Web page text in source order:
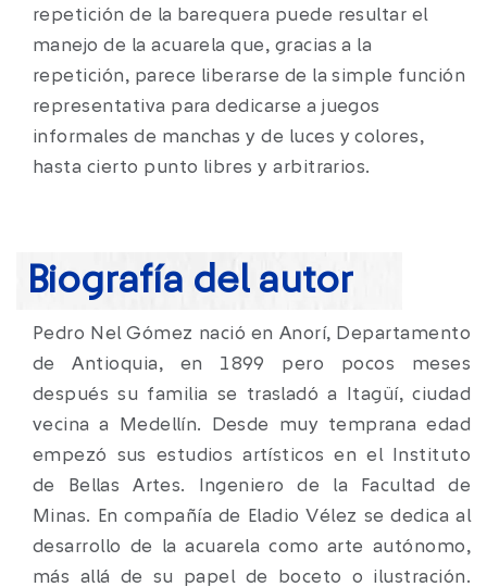
repetición de la barequera puede resultar el
manejo de la acuarela que, gracias a la
repetición, parece liberarse de la simple función
representativa para dedicarse a juegos
informales de manchas y de luces y colores,
hasta cierto punto libres y arbitrarios.
Biografía del autor
Pedro Nel Gómez nació en Anorí, Departamento
de Antioquia, en 1899 pero pocos meses
después su familia se trasladó a Itagüí, ciudad
vecina a Medellín. Desde muy temprana edad
empezó sus estudios artísticos en el Instituto
de Bellas Artes. Ingeniero de la Facultad de
Minas. En compañía de Eladio Vélez se dedica al
desarrollo de la acuarela como arte autónomo,
más allá de su papel de boceto o ilustración.